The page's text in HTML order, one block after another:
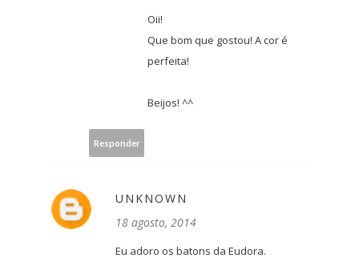
Oii!
Que bom que gostou! A cor é
perfeita!
Beijos! ^^
Responder
UNKNOWN
18 agosto, 2014
Eu adoro os batons da Eudora.